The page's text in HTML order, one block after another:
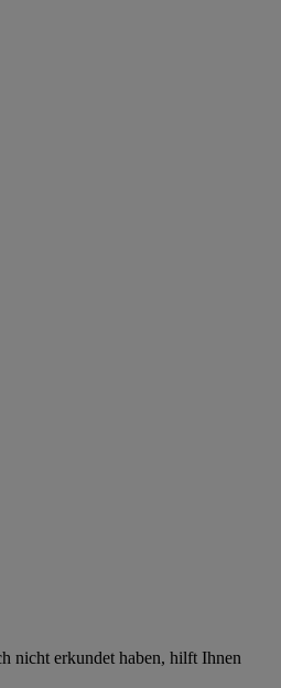
nicht erkundet haben, hilft Ihnen